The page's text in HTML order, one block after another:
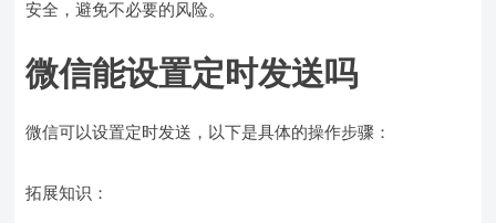
安全，避免不必要的风险。
微信能设置定时发送吗
微信可以设置定时发送，以下是具体的操作步骤：
拓展知识：